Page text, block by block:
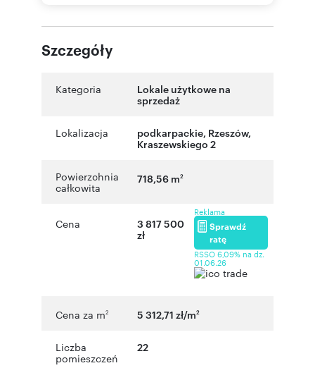
Szczegóły
Kategoria
Lokale użytkowe na
sprzedaż
Lokalizacja podkarpackie, Rzeszów,
Kraszewskiego 2
Powierzchnia
całkowita
718,56 m2
Cena
3 817 500
zł
Reklama
Sprawdź
ratę
RSSO 6,09% na dz.
01.06.26
Cena za m2 5 312,71 zł/m2
Liczba
pomieszczeń
22